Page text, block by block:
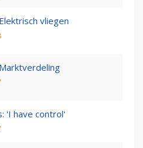
vliegen
'I have control'